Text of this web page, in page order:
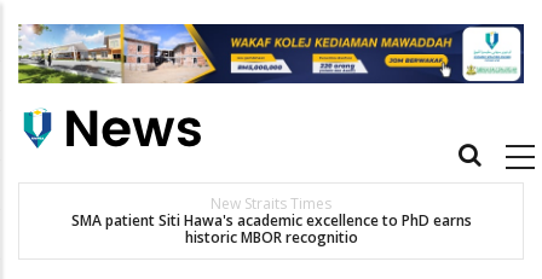
main
Main
New Straits Times
SMA patient Siti Hawa's academic excellence to PhD earns
historic MBOR recognitio